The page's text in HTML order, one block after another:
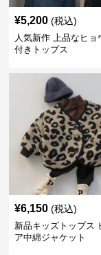
¥5,200 (税込)
人気新作 上品なヒョ
付きトップス
¥6,150 (税込)
新品キッズトップス
ア中綿ジャケット